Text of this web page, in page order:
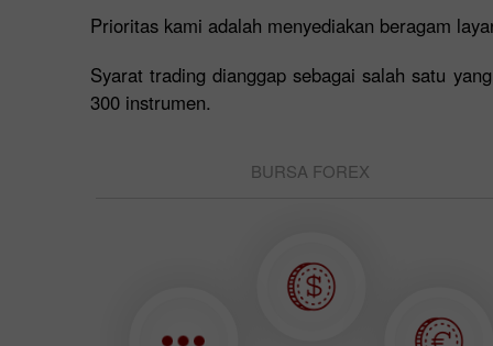
Prioritas kami adalah menyediakan beragam
Syarat trading dianggap sebagai salah satu
300 instrumen.
BURSA FOREX